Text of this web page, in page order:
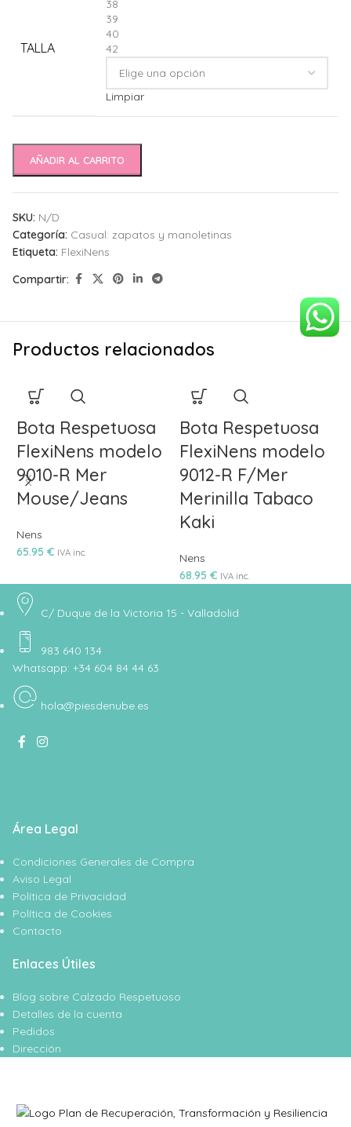
TALLA
38
39
40
42
Limpiar
AÑADIR AL CARRITO
SKU: N/D
Categoría: Casual: zapatos y manoletinas
Etiqueta: FlexiNens
Compartir:
Productos relacionados
Bota Respetuosa
FlexiNens modelo
9010-R Mer
Mouse/Jeans
Nens
65.95 € IVA inc.
Bota Respetuosa
FlexiNens modelo
9012-R F/Mer
Merinilla Tabaco
Kaki
Nens
68.95 € IVA inc.
C/ Duque de la Victoria 15 - Valladolid
983 640 134
Whatsapp: +34 604 84 44 63
hola@piesdenube.es
Área Legal
Condiciones Generales de Compra
Aviso Legal
Política de Privacidad
Política de Cookies
Contacto
Enlaces Útiles
Blog sobre Calzado Respetuoso
Detalles de la cuenta
Pedidos
Dirección